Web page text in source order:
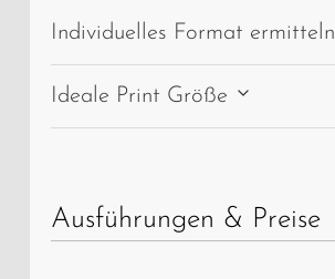
Individuelles Format ermitteln
Ideale Print Größe
Ausführungen & Preise